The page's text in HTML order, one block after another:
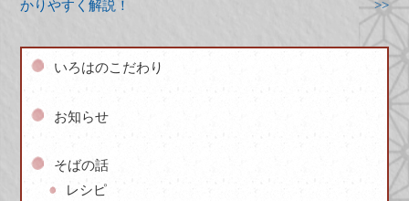
かりやすく解説！
>>
いろはのこだわり
お知らせ
そばの話
レシピ